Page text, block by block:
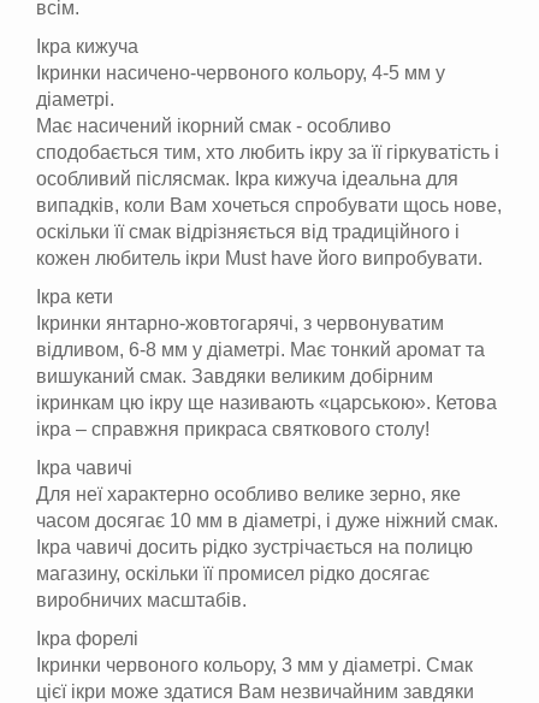
всім.
Ікра кижуча
Ікринки насичено-червоного кольору, 4-5 мм у
діаметрі.
Має насичений ікорний смак - особливо
сподобається тим, хто любить ікру за її гіркуватість і
особливий післясмак. Ікра кижуча ідеальна для
випадків, коли Вам хочеться спробувати щось нове,
оскільки її смак відрізняється від традиційного і
кожен любитель ікри Must have його випробувати.
Ікра кети
Ікринки янтарно-жовтогарячі, з червонуватим
відливом, 6-8 мм у діаметрі. Має тонкий аромат та
вишуканий смак. Завдяки великим добірним
ікринкам цю ікру ще називають «царською». Кетова
ікра – справжня прикраса святкового столу!
Ікра чавичі
Для неї характерно особливо велике зерно, яке
часом досягає 10 мм в діаметрі, і дуже ніжний смак.
Ікра чавичі досить рідко зустрічається на полицю
магазину, оскільки її промисел рідко досягає
виробничих масштабів.
Ікра форелі
Ікринки червоного кольору, 3 мм у діаметрі. Смак
цієї ікри може здатися Вам незвичайним завдяки